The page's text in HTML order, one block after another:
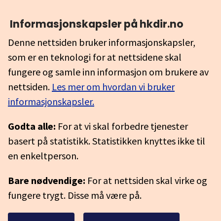
Informasjonskapsler på hkdir.no
Denne nettsiden bruker informasjonskapsler,
som er en teknologi for at nettsidene skal
fungere og samle inn informasjon om brukere av
nettsiden. Les mer om hvordan vi bruker
informasjonskapsler.
Godta alle: For at vi skal forbedre tjenester
basert på statistikk. Statistikken knyttes ikke til
en enkeltperson.
Bare nødvendige: For at nettsiden skal virke og
fungere trygt. Disse må være på.